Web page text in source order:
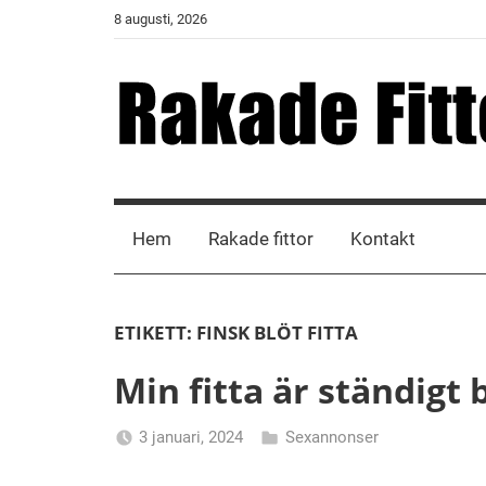
8 augusti, 2026
Rakade
Fittor
Hem Rakade fittor Kontakt
ETIKETT: FINSK BLÖT FITTA
Min fitta är ständigt
3 januari, 2024
Sexannonser